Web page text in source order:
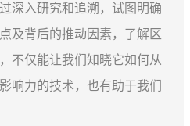
深入研究和追溯，试图明确
及背后的推动因素，了解区
不仅能让我们知晓它如何从
响力的技术，也有助于我们